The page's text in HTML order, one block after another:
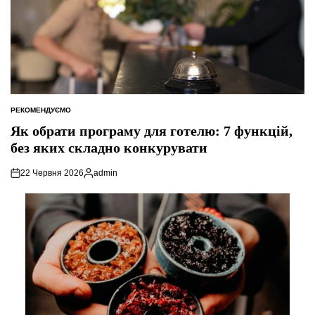
ОПУБЛІКУВАТИ
РЕКОМЕНДУЄМО
Як обрати програму для готелю: 7 функцій,
без яких складно конкурувати
22 Червня 2026
Опубліковано
admin